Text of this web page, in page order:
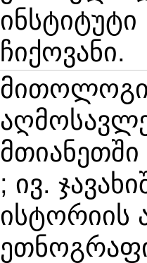
ჩიქოვანი.
; ივ.
ისტორიის